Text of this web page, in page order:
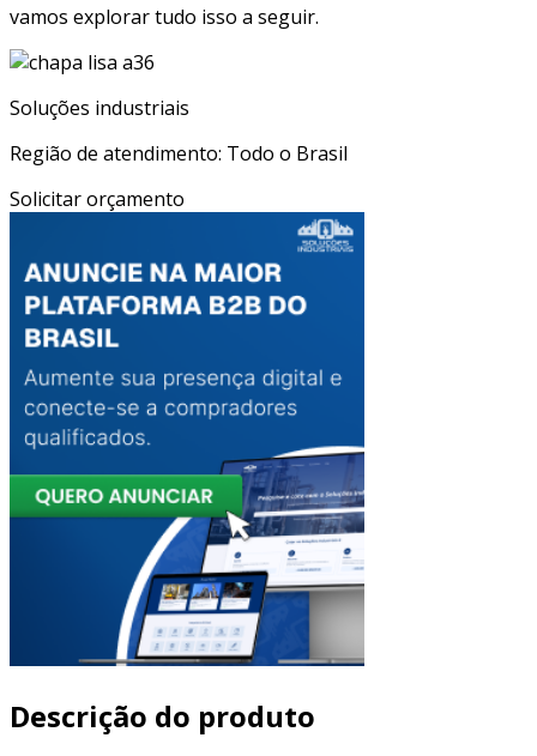
vamos explorar tudo isso a seguir.
Soluções industriais
Região de atendimento: Todo o Brasil
Solicitar orçamento
Descrição do produto